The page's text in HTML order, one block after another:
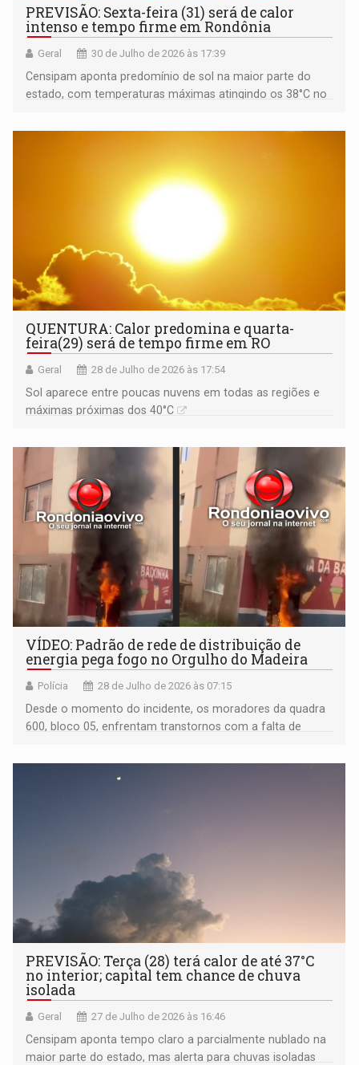
PREVISÃO: Sexta-feira (31) será de calor
intenso e tempo firme em Rondônia
Geral 30 de Julho de 2026 às 17:39
Censipam aponta predomínio de sol na maior parte do
estado, com temperaturas máximas atingindo os 38°C no
QUENTURA: Calor predomina e quarta-
feira(29) será de tempo firme em RO
Geral 28 de Julho de 2026 às 17:54
Sol aparece entre poucas nuvens em todas as regiões e
máximas próximas dos 40°C
VÍDEO: Padrão de rede de distribuição de
energia pega fogo no Orgulho do Madeira
Polícia 28 de Julho de 2026 às 07:15
Desde o momento do incidente, os moradores da quadra
600, bloco 05, enfrentam transtornos com a falta de
PREVISÃO: Terça (28) terá calor de até 37°C
no interior; capital tem chance de chuva
isolada
Geral 27 de Julho de 2026 às 16:46
Censipam aponta tempo claro a parcialmente nublado na
maior parte do estado, mas alerta para chuvas isoladas